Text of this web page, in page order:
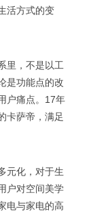
活方式的变
里，不是以工
是功能点的改
户痛点。17年
卡萨帝，满足
元化，对于生
户对空间美学
电与家电的高